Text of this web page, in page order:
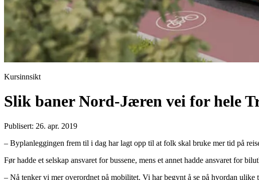
Kursinnsikt
Slik baner Nord-Jæren vei for hele
Publisert: 26. apr. 2019
– Byplanleggingen frem til i dag har lagt opp til at folk skal bruke mer tid på
Før hadde et selskap ansvaret for bussene, mens et annet hadde ansvaret for
– Nå tenker vi mer overordnet på mobilitet. Vi har begynt å se på hvordan ulike